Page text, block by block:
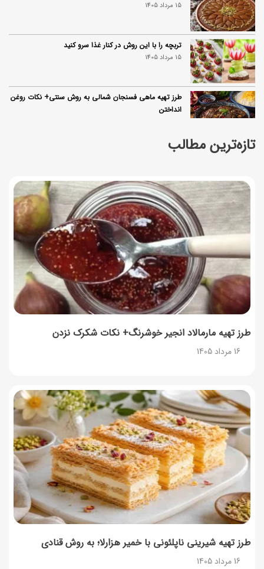
تازه‌ترین مطالب
طرز تهیه مارمالاد انجیر خوشرنگ+ نکات شکرک نزدن
16 مرداد 1405
طرز تهیه شیرینی ناپلئونی با خمیر هزارلا؛ به روش قنادی
16 مرداد 1405
15 مرداد 1405
تربچه را با این روش در کنار غذا سرو کنید
15 مرداد 1405
طرز تهیه ماهی فسنجان شمالی به روش سنتی+ نکات روغن
انداختن
۱۰ خواص آلو؛ فواید شگفت‌انگیز این میوه برای سلامت بدن
فردا ۱۵ مرداد کالابرگ این افراد واریز می‌شود
14 مرداد 1405
زمان شارژ کالابرگ تغییر کرد؛ جزئیات برنامه جدید واریز اعتبار
در مرداد
14 مرداد 1405
توصیه‌های مهم برای دفع انواع حشرات در خانه
14 مرداد 1405
طرز تهیه پنکیک با شیره انگور؛ صبحانه‌ای سالم و انرژی‌بخش
14 مرداد 1405
۳۵ لیست غذاهای جدید و متفاوت؛ برای ناهار و مهمانی
14 مرداد 1405